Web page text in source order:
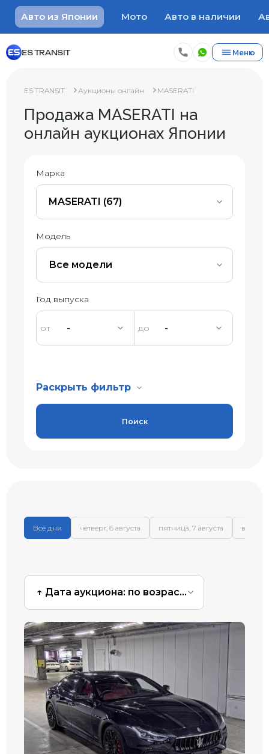
Авто из Японии Мото Авто в наличии
ES TRANSIT Меню
ES TRANSIT Аукционы онлайн MASERATI
Продажа MASERATI на
онлайн аукционах Японии
Марка
MASERATI (67)
Модель
Все модели
Год выпуска
- -
Раскрыть фильтр
Поиск
Все дни четверг, 6 августа пятница, 7 августа
↑ Дата аукциона: по возрастанию